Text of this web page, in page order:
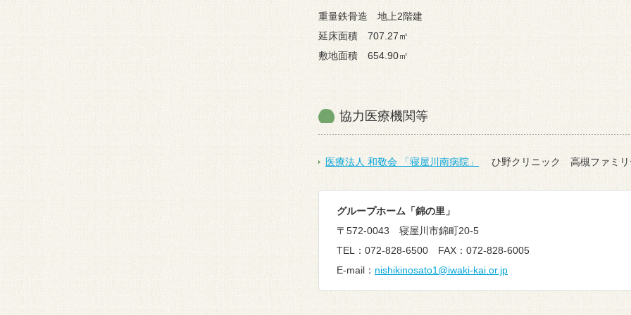
重量鉄骨造 地上2階建
延床面積 707.27㎡
敷地面積 654.90㎡
協力医療機関等
医療法人 和敬会 「寝屋川南病院」 ひ野クリニック 高槻ファミリ
グループホーム「錦の里 」
〒572-0043 寝屋川市錦町20-5
TEL：072-828-6500 FAX：072-828-6005
E-mail： nishikinosato1@iwaki-kai.or.jp